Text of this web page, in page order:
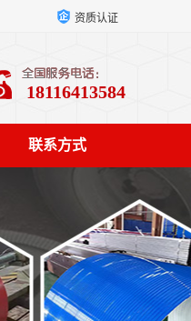
资质认证
18116413584
联系方式